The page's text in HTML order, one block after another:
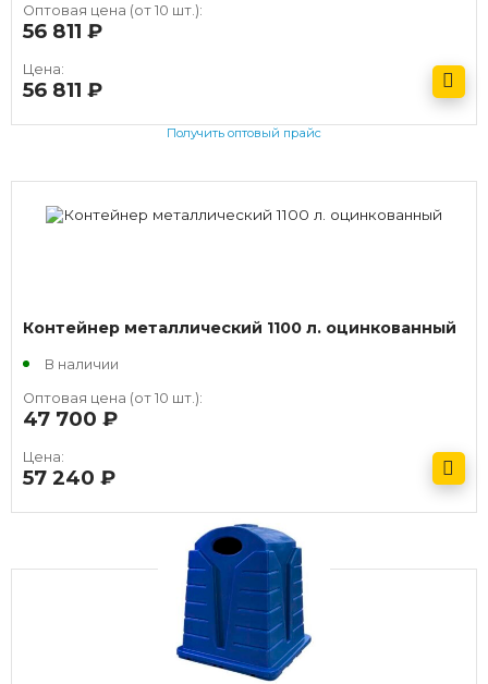
Оптовая цена (от 10 шт.):
56 811
Цена:
56 811
Получить оптовый прайс
Контейнер металлический 1100 л. оцинкованный
В наличии
Оптовая цена (от 10 шт.):
47 700
Цена:
57 240
Получить оптовый прайс